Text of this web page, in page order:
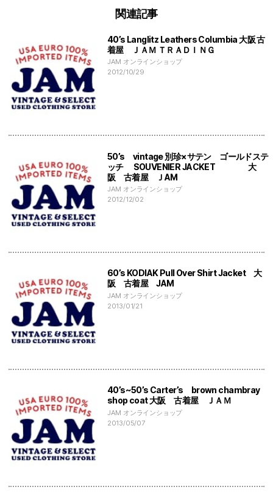
関連記事
40’s Langlitz Leathers Columbia 大阪 古
着屋 ＪＡＭ ＴＲＡＤＩＮＧ
JAM オンラインショップ
2012/10/29
50’s vintage 別珍×サテン ゴールドステ
ッチ SOUVENIER JACKET 大
阪 古着屋 ＪAM
JAM オンラインショップ
2012/12/02
60’s KODIAK Pull Over Shirt Jacket 大
阪 古着屋 JAM
JAM オンラインショップ
2013/01/21
40’s~50’s Carter’s brown chambray
shop coat 大阪 古着屋 ＪＡＭ
JAM オンラインショップ
2013/05/07